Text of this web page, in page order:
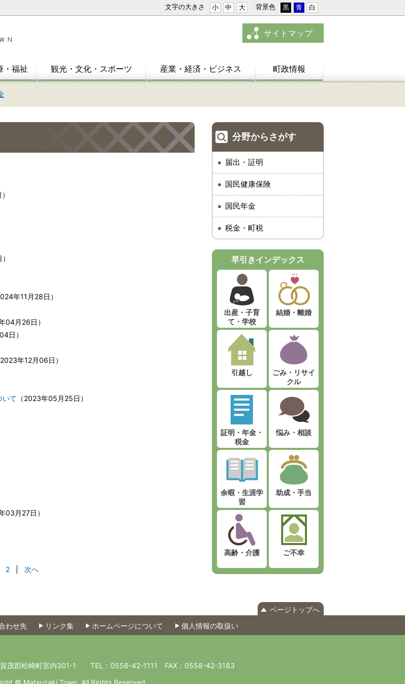
文字の大きさ 小 中 大 背景色 黒 青 白
サイトマップ
・福祉 観光・文化・スポーツ 産業・経済・ビジネス 町政情報
）
）
年11月28日 ）
04月26日 ）
日 ）
2023年12月06日 ）
いて （2023年05月25日 ）
03月27日 ）
2 次へ
分野からさがす
届出・証明
国民健康保険
国民年金
税金・町税
早引きインデックス
出産・子育
て・学校
結婚・離婚
引越し
ごみ・リサイ
クル
証明・年金・
税金
悩み・相談
余暇・生涯学
習
助成・手当
高齢・介護 ご不幸
ページトップへ
わせ先 リンク集 ホームページについて 個人情報の取扱い
茂郡松崎町宮内301-1 TEL：0558-42-1111
FAX：0558-42-3183
© Matsuzaki Town. All Rights Reserved.